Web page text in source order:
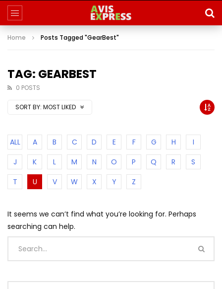
Home Posts Tagged "GearBest"
TAG: GEARBEST
0 POSTS
SORT BY: MOST LIKED
ALL A B C D E F G H
I
J
K L M N O P Q R
S
T
U V W X Y Z
It seems we can’t find what you’re looking for. Perhaps
searching can help.